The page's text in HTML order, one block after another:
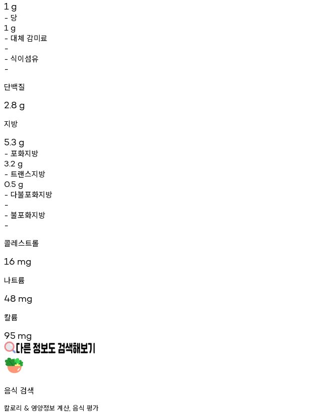
1 g
- 당
1 g
- 대체 감미료
-
- 식이섬유
-
단백질
2.8 g
지방
5.3 g
- 포화지방
3.2 g
- 트랜스지방
0.5 g
- 다불포화지방
-
- 불포화지방
-
콜레스트롤
16 mg
나트륨
48 mg
칼륨
95 mg
음식 검색
칼로리 & 영양정보 계산, 음식 평가